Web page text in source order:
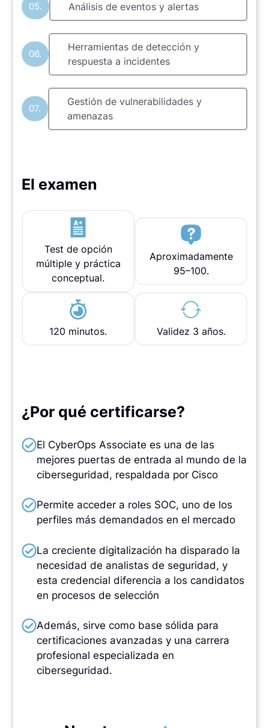
05. Análisis de eventos y alertas
06.
Herramientas de detección y
respuesta a incidentes
07.
Gestión de vulnerabilidades y
amenazas
El examen
Test de opción
múltiple y práctica
conceptual.
Aproximadamente
95–100.
120 minutos. Validez 3 años.
¿Por qué certificarse?
El CyberOps Associate es una de las
mejores puertas de entrada al mundo de la
ciberseguridad, respaldada por Cisco
Permite acceder a roles SOC, uno de los
perfiles más demandados en el mercado
La creciente digitalización ha disparado la
necesidad de analistas de seguridad, y
esta credencial diferencia a los candidatos
en procesos de selección
Además, sirve como base sólida para
certificaciones avanzadas y una carrera
profesional especializada en
ciberseguridad.